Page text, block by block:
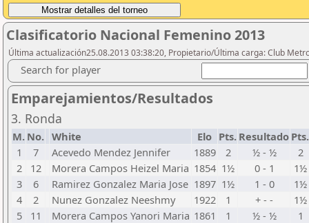
Clasificatorio Nacional Femenino 2013
Última actualización25.08.2013 03:38:20, Propietario/Última carga: Club
Search for player
Emparejamientos/Resultados
3. Ronda
M. No. White Elo Pts. Resultado Pts.
1
7 Acevedo Mendez Jennifer 1889 2 ½ - ½
2
2
12 Morera Campos Heizel Maria 1854 1½ 0 - 1
1½
3
6 Ramirez Gonzalez Maria Jose 1897 1½ 1 - 0
1½
4
2 Nunez Gonzalez Neeshmy 1922 1 + - -
1½
5
11 Morera Campos Yanori Maria 1861 1 ½ - ½
1